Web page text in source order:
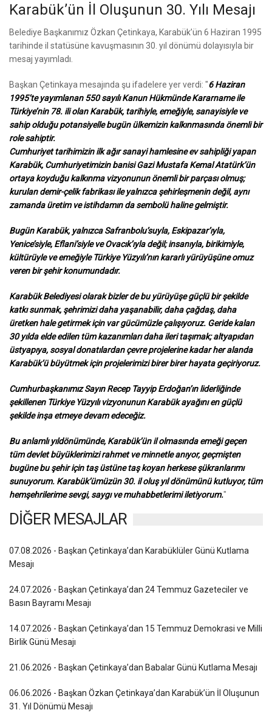
Karabük’ün İl Oluşunun 30. Yılı Mesajı
Belediye Başkanımız Özkan Çetinkaya, Karabük’ün 6 Haziran 1995
tarihinde il statüsüne kavuşmasının 30. yıl dönümü dolayısıyla bir
mesaj yayımladı.
Başkan Çetinkaya mesajında şu ifadelere yer verdi: "6 Haziran
1995’te yayımlanan 550 sayılı Kanun Hükmünde Kararname ile
Türkiye’nin 78. ili olan Karabük, tarihiyle, emeğiyle, sanayisiyle ve
sahip olduğu potansiyelle bugün ülkemizin kalkınmasında önemli bir
role sahiptir.
Cumhuriyet tarihimizin ilk ağır sanayi hamlesine ev sahipliği yapan
Karabük, Cumhuriyetimizin banisi Gazi Mustafa Kemal Atatürk’ün
ortaya koyduğu kalkınma vizyonunun önemli bir parçası olmuş;
kurulan demir-çelik fabrikası ile yalnızca şehirleşmenin değil, aynı
zamanda üretim ve istihdamın da sembolü haline gelmiştir.
Bugün Karabük, yalnızca Safranbolu’suyla, Eskipazar’ıyla,
Yenice’siyle, Eflani’siyle ve Ovacık’ıyla değil; insanıyla, birikimiyle,
kültürüyle ve emeğiyle Türkiye Yüzyılı’nın kararlı yürüyüşüne omuz
veren bir şehir konumundadır.
Karabük Belediyesi olarak bizler de bu yürüyüşe güçlü bir şekilde
katkı sunmak, şehrimizi daha yaşanabilir, daha çağdaş, daha
üretken hale getirmek için var gücümüzle çalışıyoruz. Geride kalan
30 yılda elde edilen tüm kazanımları daha ileri taşımak; altyapıdan
üstyapıya, sosyal donatılardan çevre projelerine kadar her alanda
Karabük’ü büyütmek için projelerimizi birer birer hayata geçiriyoruz.
Cumhurbaşkanımız Sayın Recep Tayyip Erdoğan’ın liderliğinde
şekillenen Türkiye Yüzyılı vizyonunun Karabük ayağını en güçlü
şekilde inşa etmeye devam edeceğiz.
Bu anlamlı yıldönümünde, Karabük’ün il olmasında emeği geçen
tüm devlet büyüklerimizi rahmet ve minnetle anıyor, geçmişten
bugüne bu şehir için taş üstüne taş koyan herkese şükranlarımı
sunuyorum. Karabük’ümüzün 30. il oluş yıl dönümünü kutluyor, tüm
hemşehrilerime sevgi, saygı ve muhabbetlerimi iletiyorum."
DİĞER MESAJLAR
07.08.2026 - Başkan Çetinkaya’dan Karabüklüler Günü Kutlama
Mesajı
24.07.2026 - Başkan Çetinkaya’dan 24 Temmuz Gazeteciler ve
Basın Bayramı Mesajı
14.07.2026 - Başkan Çetinkaya’dan 15 Temmuz Demokrasi ve Milli
Birlik Günü Mesajı
21.06.2026 - Başkan Çetinkaya’dan Babalar Günü Kutlama Mesajı
06.06.2026 - Başkan Özkan Çetinkaya’dan Karabük’ün İl Oluşunun
31. Yıl Dönümü Mesajı